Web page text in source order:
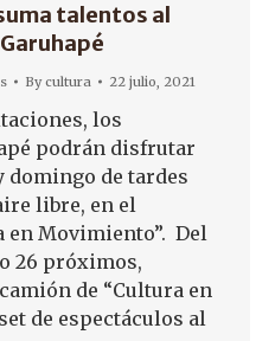
talentos al
Bycultura 22 julio, 2021
los
podrán disfrutar
domingo de tardes
libre, en el
en Movimiento”. Del
26 próximos,
de “Cultura en
de espectáculos al